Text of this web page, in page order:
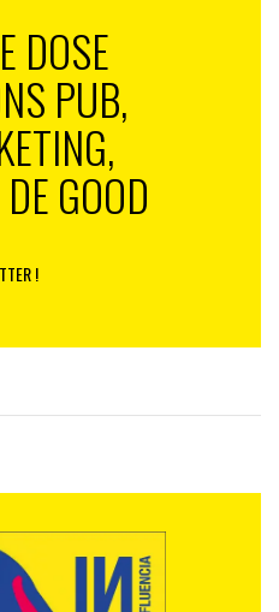
DOSE
PUB,
GOOD
!